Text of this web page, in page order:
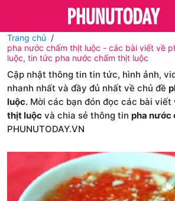
Trang chủ
pha nước chấm thịt luộc - các bài viết về
luộc, tin tức pha nước chấm thịt luộc
Cập nhật thông tin tin tức, hình ảnh,
nhanh nhất và đầy đủ nhất về chủ đề
luộc. Mời các bạn đón đọc các bài viết
thịt luộc và chia sẻ thông tin pha nước
PHUNUTODAY.VN